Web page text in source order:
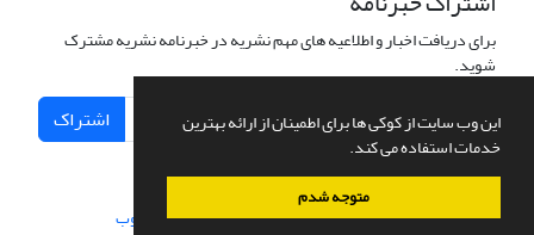
این وب سایت از کوکی ها برای اطمینان از ارائه بهترین
خدمات استفاده می کند.
متوجه شدم
برای دریافت اخبار و اطلاعیه های مهم نشریه در خبرنامه نشریه مشترک
شوید.
اشتراک
سامانه مدیریت نشریات علمی.طراحی و پیاده سازی از سیناوب